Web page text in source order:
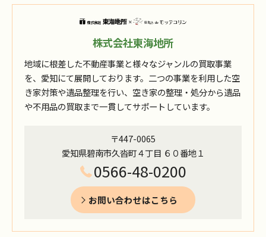
株式会社東海地所
地域に根差した不動産事業と様々なジャンルの買取事業
を、愛知にて展開しております。二つの事業を利用した空
き家対策や遺品整理を行い、空き家の整理・処分から遺品
や不用品の買取まで一貫してサポートしています。
〒447-0065
愛知県碧南市久沓町４丁目 ６０番地１
0566-48-0200
お問い合わせはこちら